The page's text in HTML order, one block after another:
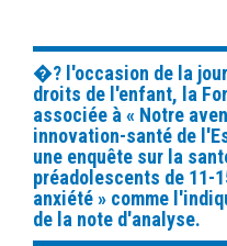
�? l'occasion de la
droits de l'enfant, la
associée à « Notre
innovation-santé de
une enquête sur la
préadolescents de 11-
anxiété » comme
de la note d'analyse.